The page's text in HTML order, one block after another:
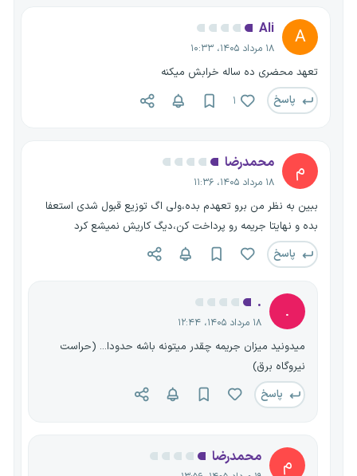
A
Ali
۱۸ مرداد ۱۴۰۵، ۱۰:۳۳
تعهد محضری ده ساله خرابش میکنه
پاسخ
۱
م محمدرضا
۱۸ مرداد ۱۴۰۵، ۱۱:۳۶
ببین به نظر من برو تعهدم بده،ولی اگ توزیع قبول شدی استعفا
بده و نهایتا جریمه رو پرداخت کن،دیگ کاریش نمیشع کرد
پاسخ
.
.
۱۸ مرداد ۱۴۰۵، ۱۲:۴۴
میدونید میزان جریمه چقدر میتونه باشه حدودا... (حراست
نیروگاه برق)
پاسخ
م محمدرضا